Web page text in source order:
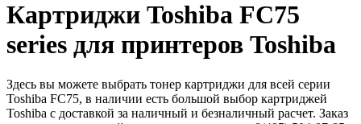
Картриджи Toshiba FC75
series для принтеров Toshiba
Здесь вы можете выбрать тонер картриджи для всей серии
Toshiba FC75, в наличии есть большой выбор картриджей
Toshiba с доставкой за наличный и безналичный расчет. Заказ